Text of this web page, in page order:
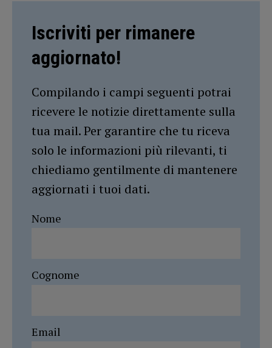
Iscriviti per rimanere
aggiornato!
Compilando i campi seguenti potrai
ricevere le notizie direttamente sulla
tua mail. Per garantire che tu riceva
solo le informazioni più rilevanti, ti
chiediamo gentilmente di mantenere
aggiornati i tuoi dati.
Nome
Cognome
Email